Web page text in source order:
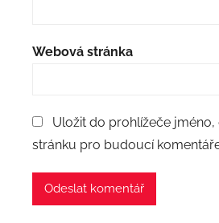
Webová stránka
Uložit do prohlížeče
stránku pro budoucí